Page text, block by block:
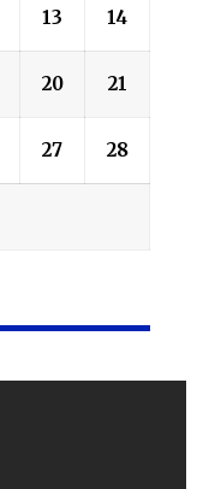
13 14
20 21
27 28